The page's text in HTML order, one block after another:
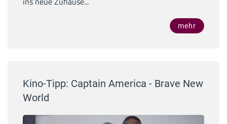
mehr
Kino-Tipp: Captain America - Brave New
World